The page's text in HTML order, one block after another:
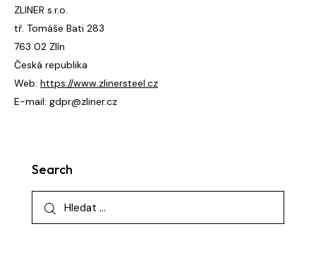
ZLINER s.r.o.
tř. Tomáše Bati 283
763 02 Zlín
Česká republika
Web: https://www.zlinersteel.cz
E-mail: gdpr@zliner.cz
Search